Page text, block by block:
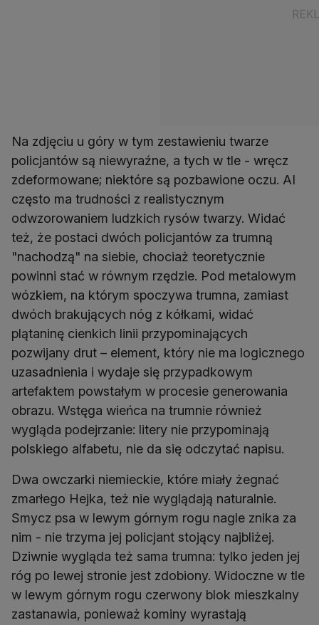
Na zdjęciu u góry w tym zestawieniu twarze
policjantów są niewyraźne, a tych w tle - wręcz
zdeformowane; niektóre są pozbawione oczu. AI
często ma trudności z realistycznym
odwzorowaniem ludzkich rysów twarzy. Widać
też, że postaci dwóch policjantów za trumną
"nachodzą" na siebie, chociaż teoretycznie
powinni stać w równym rzędzie. Pod metalowym
wózkiem, na którym spoczywa trumna, zamiast
dwóch brakujących nóg z kółkami, widać
plątaninę cienkich linii przypominających
pozwijany drut – element, który nie ma logicznego
uzasadnienia i wydaje się przypadkowym
artefaktem powstałym w procesie generowania
obrazu. Wstęga wieńca na trumnie również
wygląda podejrzanie: litery nie przypominają
polskiego alfabetu, nie da się odczytać napisu.
Dwa owczarki niemieckie, które miały żegnać
zmarłego Hejka, też nie wyglądają naturalnie.
Smycz psa w lewym górnym rogu nagle znika za
nim - nie trzyma jej policjant stojący najbliżej.
Dziwnie wygląda też sama trumna: tylko jeden jej
róg po lewej stronie jest zdobiony. Widoczne w tle
w lewym górnym rogu czerwony blok mieszkalny
zastanawia, ponieważ kominy wyrastają